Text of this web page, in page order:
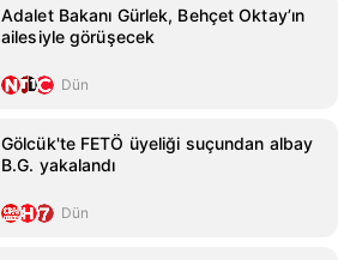
Adalet Bakanı Gürlek, Behçet Oktay’ın
ailesiyle görüşecek
Dün
Gölcük'te FETÖ üyeliği suçundan albay
B.G. yakalandı
Dün